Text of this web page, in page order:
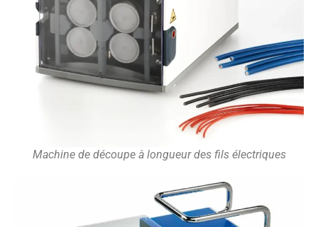
Machine de découpe à longueur des fils électriques